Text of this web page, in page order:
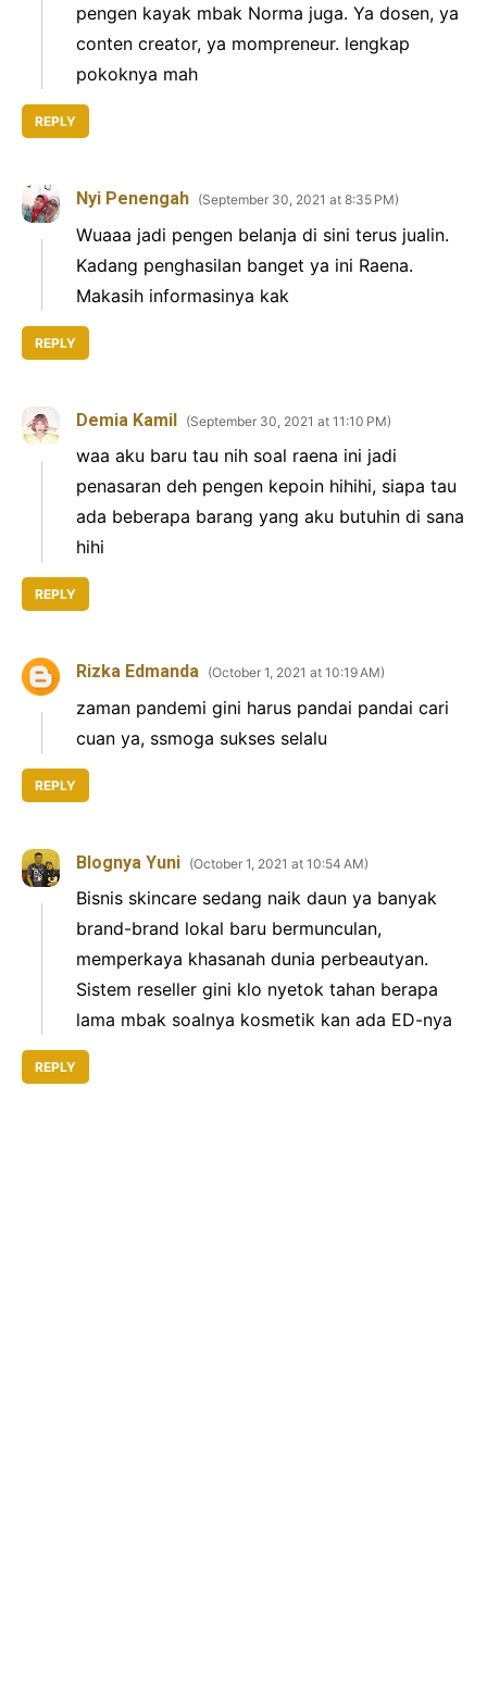
pengen kayak mbak Norma juga. Ya dosen, ya
conten creator, ya mompreneur. lengkap
pokoknya mah
REPLY
Nyi Penengah September 30, 2021 at 8:35 PM
Wuaaa jadi pengen belanja di sini terus jualin.
Kadang penghasilan banget ya ini Raena.
Makasih informasinya kak
REPLY
Demia Kamil September 30, 2021 at 11:10 PM
waa aku baru tau nih soal raena ini jadi
penasaran deh pengen kepoin hihihi, siapa tau
ada beberapa barang yang aku butuhin di sana
hihi
REPLY
Rizka Edmanda October 1, 2021 at 10:19 AM
zaman pandemi gini harus pandai pandai cari
cuan ya, ssmoga sukses selalu
REPLY
Blognya Yuni October 1, 2021 at 10:54 AM
Bisnis skincare sedang naik daun ya banyak
brand-brand lokal baru bermunculan,
memperkaya khasanah dunia perbeautyan.
Sistem reseller gini klo nyetok tahan berapa
lama mbak soalnya kosmetik kan ada ED-nya
REPLY